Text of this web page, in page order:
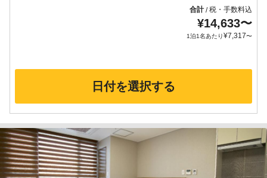
合計/税・手数料込
¥14,633〜
1泊1名あたり¥7,317〜
日付を選択する